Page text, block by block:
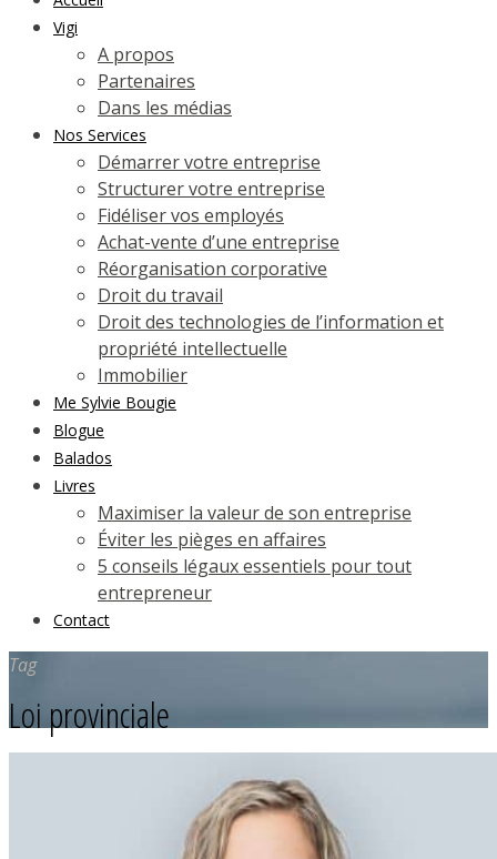
Vigi
A propos
Partenaires
Dans les médias
Nos Services
Démarrer votre entreprise
Structurer votre entreprise
Fidéliser vos employés
Achat-vente d’une entreprise
Réorganisation corporative
Droit du travail
Droit des technologies de l’information et
propriété intellectuelle
Immobilier
Me Sylvie Bougie
Blogue
Balados
Livres
Maximiser la valeur de son entreprise
Éviter les pièges en affaires
5 conseils légaux essentiels pour tout
entrepreneur
Contact
Tag
Loi provinciale